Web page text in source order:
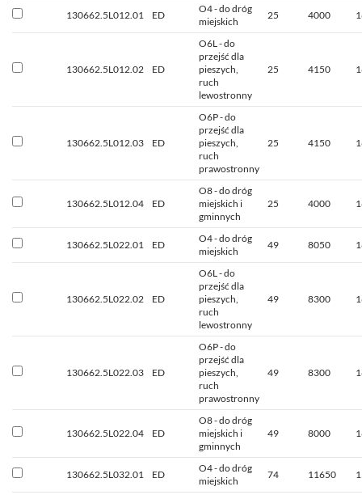
130662.5L012.01 ED
O4 - do dróg
miejskich
25 4000
130662.5L012.02 ED
O6L - do
przejść dla
pieszych,
ruch
lewostronny
25 4150
130662.5L012.03 ED
O6P - do
przejść dla
pieszych,
ruch
prawostronny
25 4150
130662.5L012.04 ED
O8 - do dróg
miejskich i
gminnych
25 4000
130662.5L022.01 ED
O4 - do dróg
miejskich
49 8050
130662.5L022.02 ED
O6L - do
przejść dla
pieszych,
ruch
lewostronny
49 8300
130662.5L022.03 ED
O6P - do
przejść dla
pieszych,
ruch
prawostronny
49 8300
130662.5L022.04 ED
O8 - do dróg
miejskich i
gminnych
49 8000
130662.5L032.01 ED
O4 - do dróg
miejskich
74 11650